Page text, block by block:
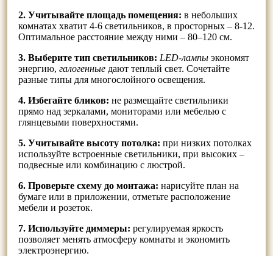
2. Учитывайте площадь помещения: в небольших
комнатах хватит 4-6 светильников, в просторных – 8-12.
Оптимальное расстояние между ними – 80–120 см.
3. Выберите тип светильников: LED-лампыэкономят
энергию, галогенныедают теплый свет. Сочетайте
разные типы для многослойного освещения.
4. Избегайте бликов: не размещайте светильники
прямо над зеркалами, мониторами или мебелью с
глянцевыми поверхностями.
5. Учитывайте высоту потолка: при низких потолках
используйте встроенные светильники, при высоких –
подвесные или комбинацию с люстрой.
6. Проверьте схему до монтажа: нарисуйте план на
бумаге или в приложении, отметьте расположение
мебели и розеток.
7. Используйте диммеры: регулируемая яркость
позволяет менять атмосферу комнаты и экономить
электроэнергию.